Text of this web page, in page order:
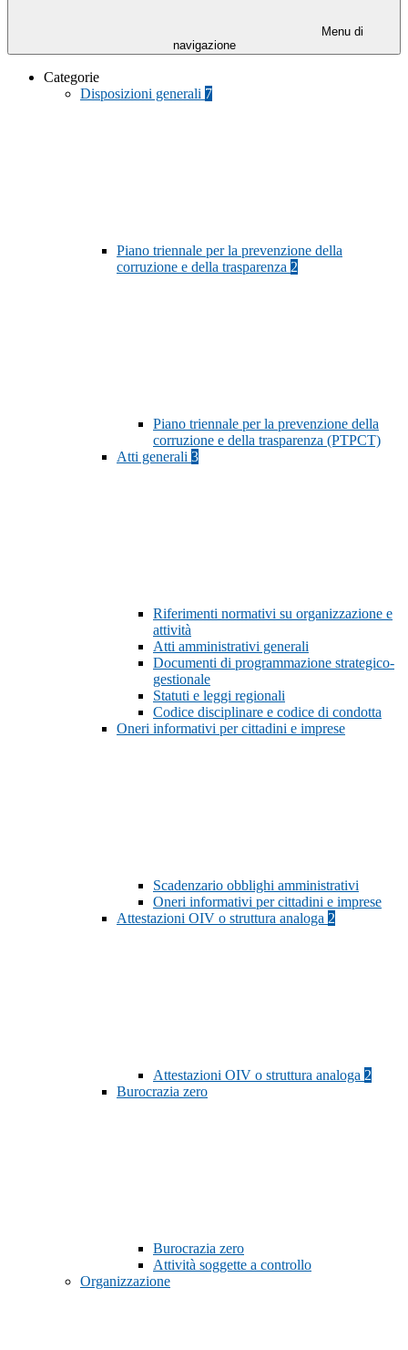
Menu di
navigazione
Categorie
Disposizioni generali 7
Piano triennale per la prevenzione della
corruzione e della trasparenza 2
Piano triennale per la prevenzione della
corruzione e della trasparenza (PTPCT)
Atti generali 3
Riferimenti normativi su organizzazione e
attività
Atti amministrativi generali
Documenti di programmazione strategico-
gestionale
Statuti e leggi regionali
Codice disciplinare e codice di condotta
Oneri informativi per cittadini e imprese
Scadenzario obblighi amministrativi
Oneri informativi per cittadini e imprese
Attestazioni OIV o struttura analoga 2
Attestazioni OIV o struttura analoga 2
Burocrazia zero
Burocrazia zero
Attività soggette a controllo
Organizzazione